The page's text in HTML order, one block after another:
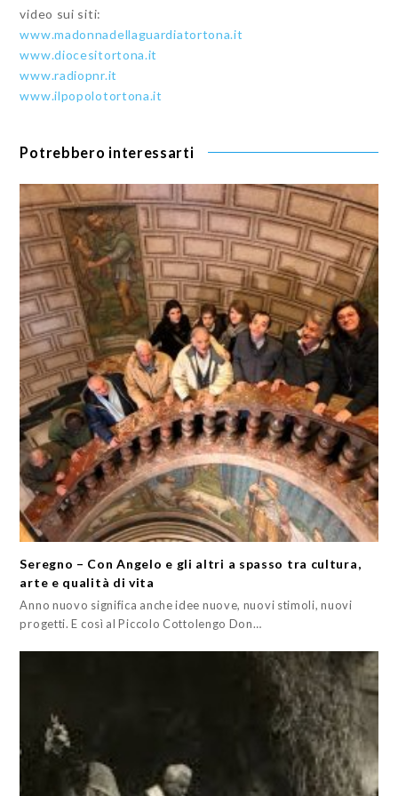
video sui siti:
www.madonnadellaguardiatortona.it
www.diocesitortona.it
www.radiopnr.it
www.ilpopolotortona.it
Potrebbero interessarti
Seregno – Con Angelo e gli altri a spasso tra cultura,
arte e qualità di vita
Anno nuovo significa anche idee nuove, nuovi stimoli, nuovi
progetti. E così al Piccolo Cottolengo Don…